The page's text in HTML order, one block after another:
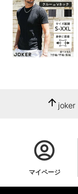
arrow_upward joker
マイページ